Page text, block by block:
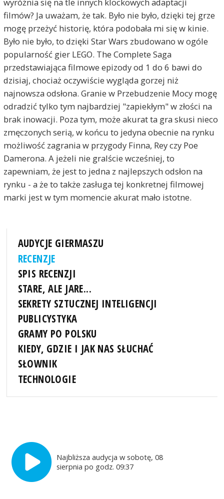
wyróżnia się na tle innych klockowych adaptacji
filmów? Ja uważam, że tak. Było nie było, dzięki tej grze
mogę przeżyć historię, która podobała mi się w kinie.
Było nie było, to dzięki Star Wars zbudowano w ogóle
popularność gier LEGO. The Complete Saga
przedstawiająca filmowe epizody od 1 do 6 bawi do
dzisiaj, chociaż oczywiście wygląda gorzej niż
najnowsza odsłona. Granie w Przebudzenie Mocy mogę
odradzić tylko tym najbardziej "zapiekłym" w złości na
brak inowacji. Poza tym, może akurat ta gra skusi nieco
zmęczonych serią, w końcu to jedyna obecnie na rynku
możliwość zagrania w przygody Finna, Rey czy Poe
Damerona. A jeżeli nie gralście wcześniej, to
zapewniam, że jest to jedna z najlepszych odsłon na
rynku - a że to także zasługa tej konkretnej filmowej
marki jest w tym momencie akurat mało istotne.
AUDYCJE GIERMASZU
RECENZJE
SPIS RECENZJI
STARE, ALE JARE...
SEKRETY SZTUCZNEJ INTELIGENCJI
PUBLICYSTYKA
GRAMY PO POLSKU
KIEDY, GDZIE I JAK NAS SŁUCHAĆ
SŁOWNIK
TECHNOLOGIE
Najbliższa audycja w sobotę, 08
sierpnia po godz. 09:37